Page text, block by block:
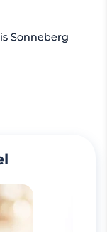
Sonneberg